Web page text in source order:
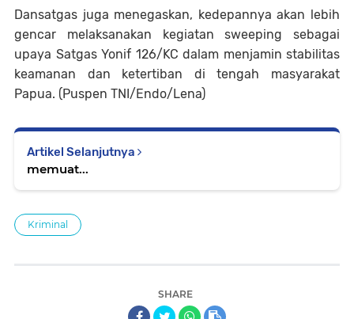
Dansatgas juga menegaskan, kedepannya akan lebih
gencar melaksanakan kegiatan sweeping sebagai
upaya Satgas Yonif 126/KC dalam menjamin stabilitas
keamanan dan ketertiban di tengah masyarakat
Papua. (Puspen TNI/Endo/Lena)
Artikel Selanjutnya
memuat...
Kriminal
SHARE